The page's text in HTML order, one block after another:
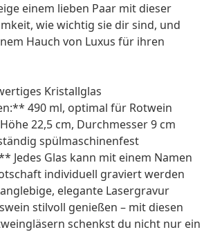
einem lieben Paar mit dieser
wie wichtig sie dir sind, und
Hauch von Luxus für ihren
Kristallglas
490 ml, optimal für Rotwein
22,5 cm, Durchmesser 9 cm
spülmaschinenfest
Jedes Glas kann mit einem Namen
individuell graviert werden
elegante Lasergravur
stilvoll genießen – mit diesen
schenkst du nicht nur ein